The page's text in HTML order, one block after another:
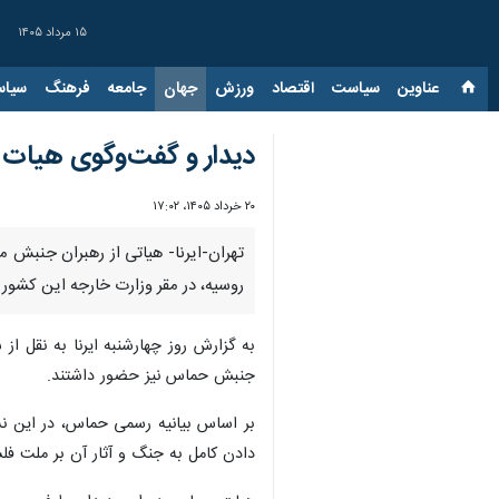
۱۵ مرداد ۱۴۰۵
عناوین‌ سیاست اقتصاد ورزش جهان جامعه فرهنگ
دیدار و گفت‌وگوی
۲۰ خرداد ۱۴۰۵، ۱۷:۰۲